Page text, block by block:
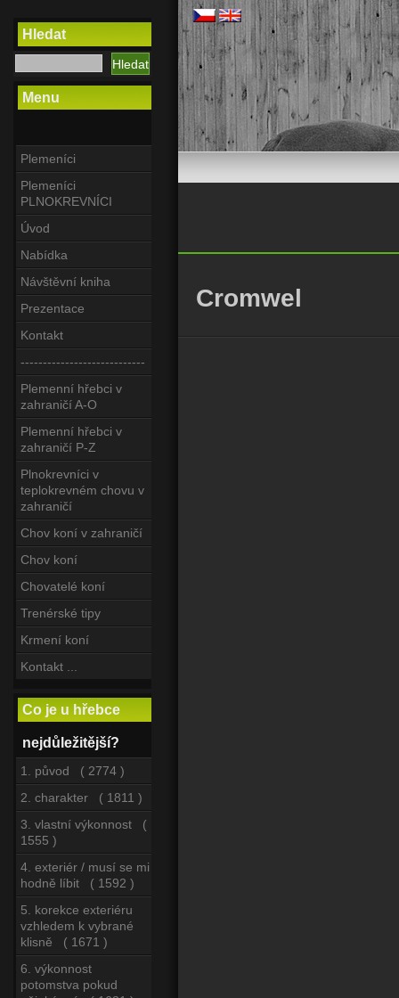
Hledat
Menu
Plemeníci
Plemeníci
PLNOKREVNÍCI
Úvod
Nabídka
Návštěvní kniha
Prezentace
Kontakt
----------------------------
Plemenní hřebci v
zahraničí A-O
Plemenní hřebci v
zahraničí P-Z
Plnokrevníci v
teplokrevném chovu v
zahraničí
Chov koní v zahraničí
Chov koní
Chovatelé koní
Trenérské tipy
Krmení koní
Kontakt ...
Co je u hřebce
nejdůležitější?
1. původ ( 2774 )
2. charakter ( 1811 )
3. vlastní výkonnost (
1555 )
4. exteriér / musí se mi
hodně líbit ( 1592 )
5. korekce exteriéru
vzhledem k vybrané
klisně ( 1671 )
6. výkonnost
potomstva pokud
Cromwel